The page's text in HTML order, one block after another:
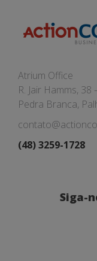
Atrium Office
R. Jair Hamms, 38
Pedra Branca,
(48) 3259-1728
Siga-